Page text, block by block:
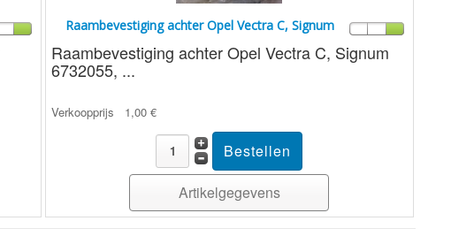
Raambevestiging achter Opel Vectra C, Signum
Raambevestiging achter Opel Vectra C, Signum
6732055, ...
Verkoopprijs 1,00 €
Artikelgegevens